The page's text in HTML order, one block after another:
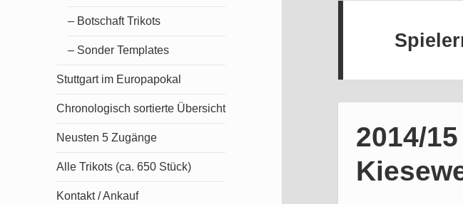
– Botschaft Trikots
– Sonder Templates
Stuttgart im Europapokal
Chronologisch sortierte Übersicht
Neusten 5 Zugänge
Alle Trikots (ca. 650 Stück)
Kontakt / Ankauf
2014/